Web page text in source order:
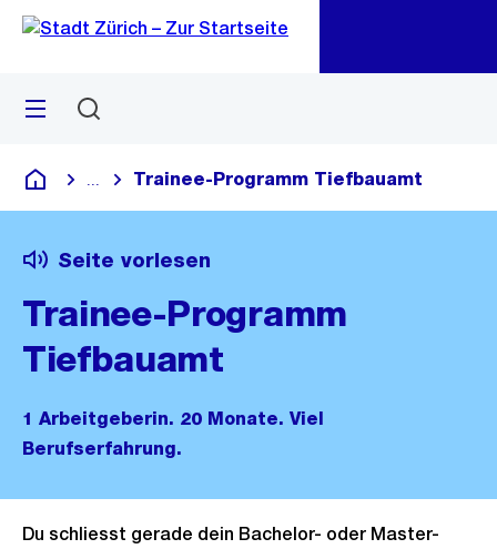
Navigation
Sprunglink
Menü
Deutsch
Blende alle Breadcrumbs ein
Trainee-Programm Tiefbauamt
Seite vorlesen
Trainee-Programm
Tiefbauamt
1 Arbeitgeberin. 20 Monate. Viel
Berufserfahrung.
Du schliesst gerade dein Bachelor- oder Master-